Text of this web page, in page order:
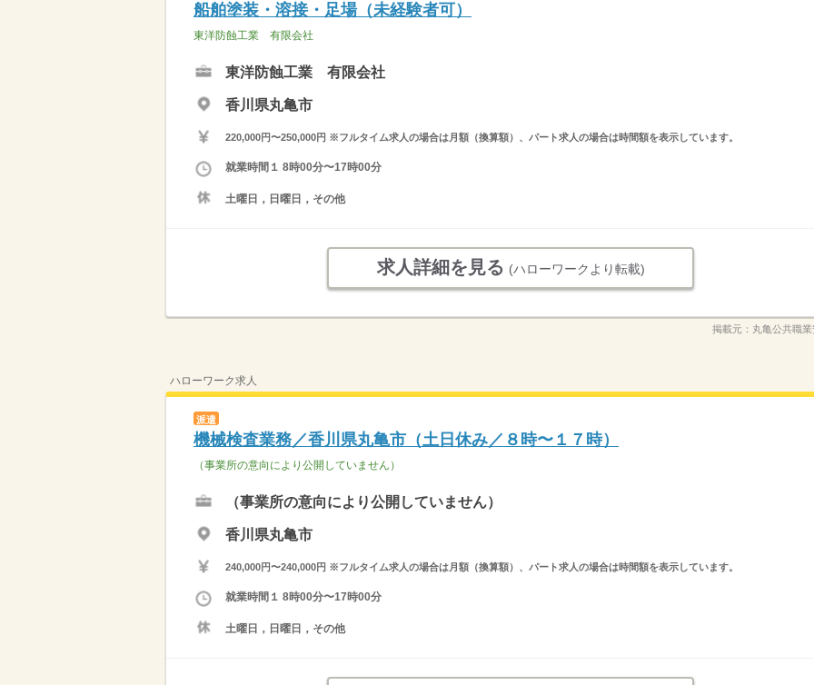
船舶塗装・溶接・足場（未経験者可）
東洋防蝕工業 有限会社
東洋防蝕工業 有限会社
香川県丸亀市
220,000円〜250,000円 ※フルタイム求人の場合は月額（換算額）、パート求人の場合は時間額を表示しています。
就業時間１ 8時00分〜17時00分
土曜日，日曜日，その他
求人詳細を見る (ハローワークより転載)
掲載元： 丸亀公共職
ハローワーク求人
派遣
機械検査業務／香川県丸亀市（土日休み／８時〜１７時）
（事業所の意向により公開していません）
（事業所の意向により公開していません）
香川県丸亀市
240,000円〜240,000円 ※フルタイム求人の場合は月額（換算額）、パート求人の場合は時間額を表示しています。
就業時間１ 8時00分〜17時00分
土曜日，日曜日，その他